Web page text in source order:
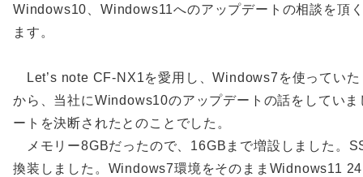
Windows10、Windows11へのアップデートの相談を頂
ます。
Let’s note CF-NX1を愛用し、Windows7を使っていた
から、当社にWindows10のアップデートの話をしてい
ートを決断されたとのことでした。
メモリー8GBだったので、16GBまで増設しました。
換装しました。Windows7環境をそのままWidnows11